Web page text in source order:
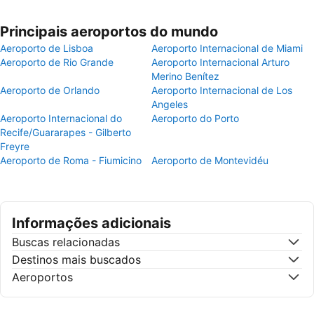
Principais aeroportos do mundo
Aeroporto de Lisboa
Aeroporto Internacional de Miami
Aeroporto de Rio Grande
Aeroporto Internacional Arturo
Merino Benítez
Aeroporto de Orlando
Aeroporto Internacional de Los
Angeles
Aeroporto Internacional do
Recife/Guararapes - Gilberto
Freyre
Aeroporto do Porto
Aeroporto de Roma - Fiumicino Aeroporto de Montevidéu
Informações adicionais
Buscas relacionadas
Destinos mais buscados
Aeroportos